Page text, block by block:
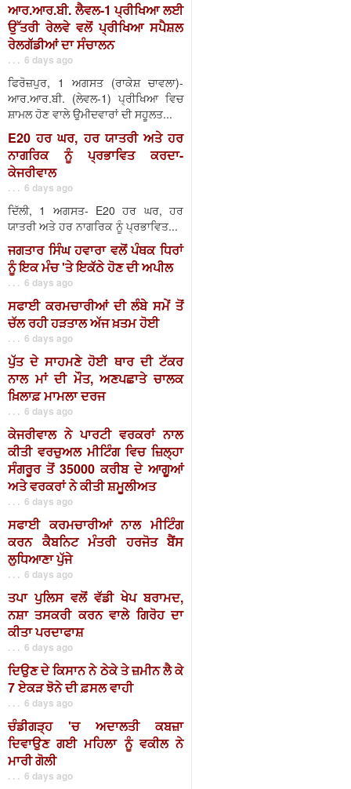
ਆਰ.ਆਰ.ਬੀ. ਲੈਵਲ-1 ਪ੍ਰੀਖਿਆ ਲਈ
ਉੱਤਰੀ ਰੇਲਵੇ ਵਲੋਂ ਪ੍ਰੀਖਿਆ ਸਪੈਸ਼ਲ
ਰੇਲਗੱਡੀਆਂ ਦਾ ਸੰਚਾਲਨ
. . . 6 days ago
ਫਿਰੋਜ਼ਪੁਰ, 1 ਅਗਸਤ (ਰਾਕੇਸ਼ ਚਾਵਲਾ)-
ਆਰ.ਆਰ.ਬੀ. (ਲੇਵਲ-1) ਪ੍ਰੀਖਿਆ ਵਿਚ
ਸ਼ਾਮਲ ਹੋਣ ਵਾਲੇ ਉਮੀਦਵਾਰਾਂ ਦੀ ਸਹੂਲਤ...
E20 ਹਰ ਘਰ, ਹਰ ਯਾਤਰੀ ਅਤੇ ਹਰ
ਨਾਗਰਿਕ ਨੂੰ ਪ੍ਰਭਾਵਿਤ ਕਰਦਾ-
ਕੇਜਰੀਵਾਲ
. . . 6 days ago
ਦਿੱਲੀ, 1 ਅਗਸਤ- E20 ਹਰ ਘਰ, ਹਰ
ਯਾਤਰੀ ਅਤੇ ਹਰ ਨਾਗਰਿਕ ਨੂੰ ਪ੍ਰਭਾਵਿਤ...
ਜਗਤਾਰ ਸਿੰਘ ਹਵਾਰਾ ਵਲੋਂ ਪੰਥਕ ਧਿਰਾਂ
ਨੂੰ ਇਕ ਮੰਚ 'ਤੇ ਇਕੱਠੇ ਹੋਣ ਦੀ ਅਪੀਲ
. . . 6 days ago
ਸਫਾਈ ਕਰਮਚਾਰੀਆਂ ਦੀ ਲੰਬੇ ਸਮੇਂ ਤੋਂ
ਚੱਲ ਰਹੀ ਹੜਤਾਲ ਅੱਜ ਖ਼ਤਮ ਹੋਈ
. . . 6 days ago
ਪੁੱਤ ਦੇ ਸਾਹਮਣੇ ਹੋਈ ਥਾਰ ਦੀ ਟੱਕਰ
ਨਾਲ ਮਾਂ ਦੀ ਮੌਤ, ਅਣਪਛਾਤੇ ਚਾਲਕ
ਖ਼ਿਲਾਫ਼ ਮਾਮਲਾ ਦਰਜ
. . . 6 days ago
ਕੇਜਰੀਵਾਲ ਨੇ ਪਾਰਟੀ ਵਰਕਰਾਂ ਨਾਲ
ਕੀਤੀ ਵਰਚੁਅਲ ਮੀਟਿੰਗ ਵਿਚ ਜ਼ਿਲ੍ਹਾ
ਸੰਗਰੂਰ ਤੋਂ 35000 ਕਰੀਬ ਦੇ ਆਗੂਆਂ
ਅਤੇ ਵਰਕਰਾਂ ਨੇ ਕੀਤੀ ਸ਼ਮੂਲੀਅਤ
. . . 6 days ago
ਸਫਾਈ ਕਰਮਚਾਰੀਆਂ ਨਾਲ ਮੀਟਿੰਗ
ਕਰਨ ਕੈਬਨਿਟ ਮੰਤਰੀ ਹਰਜੋਤ ਬੈਂਸ
ਲੁਧਿਆਣਾ ਪੁੱਜੇ
. . . 6 days ago
ਤਪਾ ਪੁਲਿਸ ਵਲੋਂ ਵੱਡੀ ਖੇਪ ਬਰਾਮਦ,
ਨਸ਼ਾ ਤਸਕਰੀ ਕਰਨ ਵਾਲੇ ਗਿਰੋਹ ਦਾ
ਕੀਤਾ ਪਰਦਾਫਾਸ਼
. . . 6 days ago
ਦਿਉਣ ਦੇ ਕਿਸਾਨ ਨੇ ਠੇਕੇ ਤੇ ਜ਼ਮੀਨ ਲੈ ਕੇ
7 ਏਕੜ ਝੋਨੇ ਦੀ ਫ਼ਸਲ ਵਾਹੀ
. . . 6 days ago
ਚੰਡੀਗੜ੍ਹ 'ਚ ਅਦਾਲਤੀ ਕਬਜ਼ਾ
ਦਿਵਾਉਣ ਗਈ ਮਹਿਲਾ ਨੂੰ ਵਕੀਲ ਨੇ
ਮਾਰੀ ਗੋਲੀ
. . . 6 days ago